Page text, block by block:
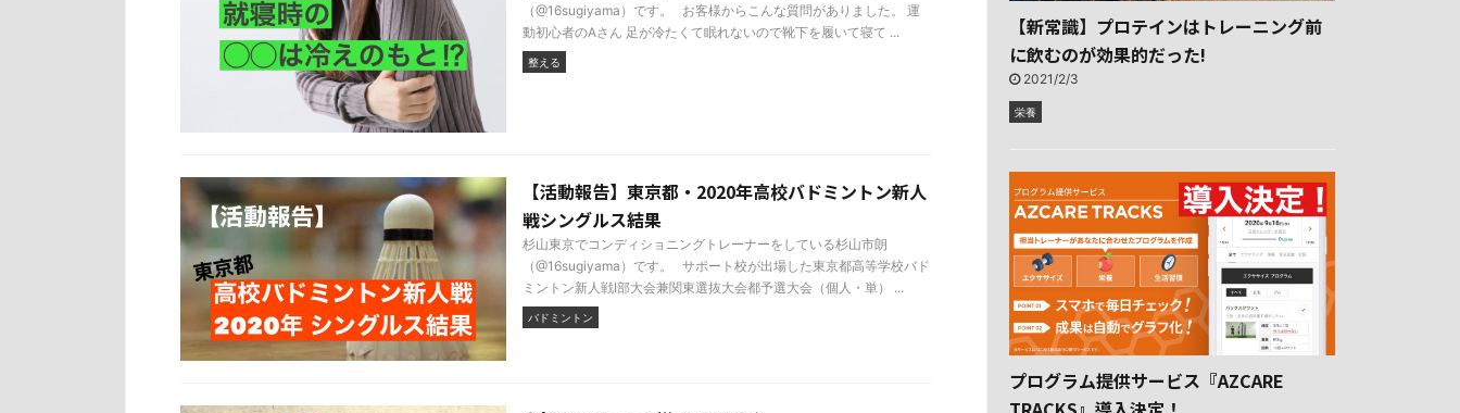
（@16sugiyama）です。 お客様からこんな質問がありました。 運
動初心者のAさん 足が冷たくて眠れないので靴下を履いて寝て ...
整える
【活動報告】東京都・2020年高校バドミントン新人
戦シングルス結果
杉山東京でコンディショニングトレーナーをしている杉山市朗
（@16sugiyama）です。 サポート校が出場した東京都高等学校バド
ミントン新人戦Ⅰ部大会兼関東選抜大会都予選大会（個人・単） ...
バドミントン
【新常識】プロテインはトレーニング前
に飲むのが効果的だった!
2021/2/3
栄養
プログラム提供サービス『AZCARE